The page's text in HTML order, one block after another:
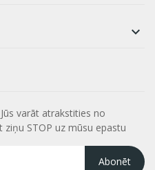

varāt atrakstities no
STOP uz mūsu epastu
Abonēt